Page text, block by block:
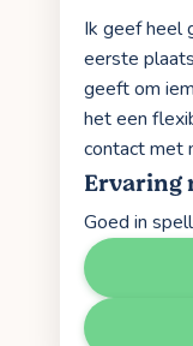
Ik geef heel
eerste
geeft om
het een
contact met
Ervaring
Goed in